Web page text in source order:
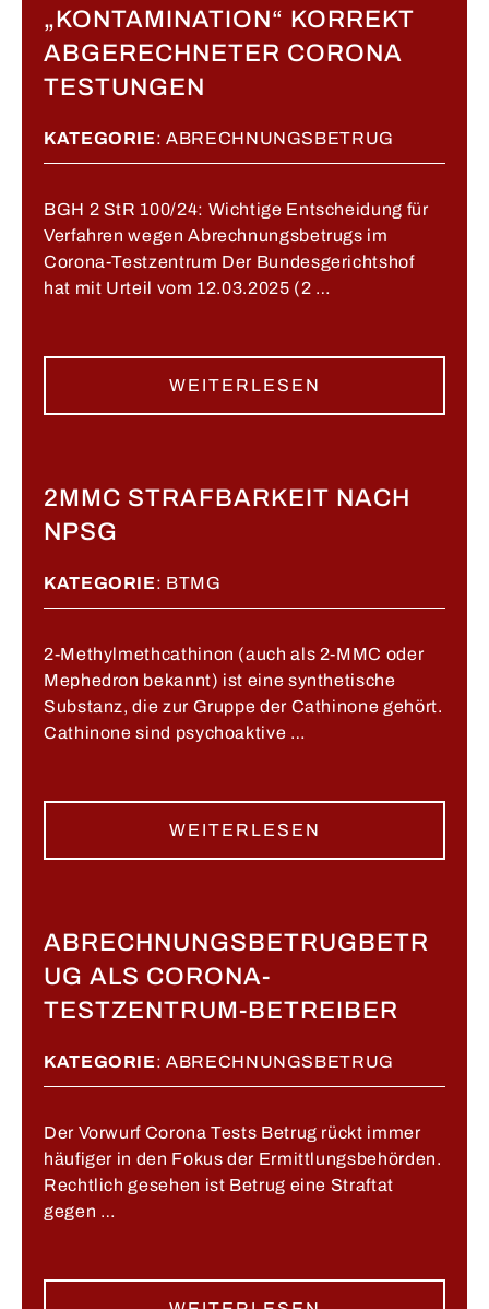
„KONTAMINATION“ KORREKT
ABGERECHNETER CORONA
TESTUNGEN
KATEGORIE:ABRECHNUNGSBETRUG
BGH 2 StR 100/24: Wichtige Entscheidung für
Verfahren wegen Abrechnungsbetrugs im
Corona-Testzentrum Der Bundesgerichtshof
hat mit Urteil vom 12.03.2025 (2 …
WEITERLESEN
​2MMC STRAFBARKEIT NACH
NPSG
KATEGORIE: BTMG
2-Methylmethcathinon (auch als 2-MMC oder
Mephedron bekannt) ist eine synthetische
Substanz, die zur Gruppe der Cathinone gehört.
Cathinone sind psychoaktive …
WEITERLESEN
ABRECHNUNGSBETRUGBETR
UG ALS CORONA-
TESTZENTRUM-BETREIBER
KATEGORIE:ABRECHNUNGSBETRUG
Der Vorwurf Corona Tests Betrug rückt immer
häufiger in den Fokus der Ermittlungsbehörden.
Rechtlich gesehen ist Betrug eine Straftat
gegen …